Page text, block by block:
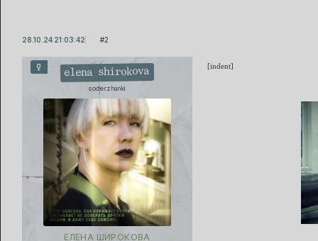
2
28.10.24 21:03:42
elena shirokova
soderzhanki
ЕЛЕНА ШИРОКОВА
[indent]